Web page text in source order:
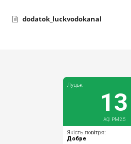
dodatok_luckvodokanal